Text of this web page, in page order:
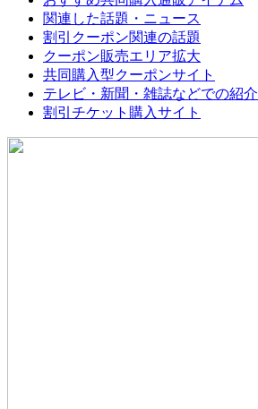
関連した話題・ニュース
割引クーポン関連の話題
クーポン販売エリア拡大
共同購入型クーポンサイト
テレビ・新聞・雑誌などでの紹介
割引チケット購入サイト